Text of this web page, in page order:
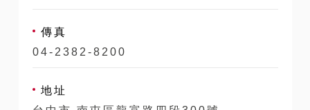
傳真
04-2382-8200
地址